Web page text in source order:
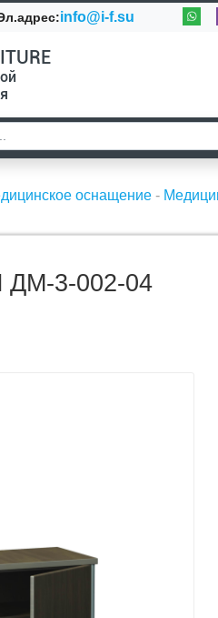
info@i-f.su
оснащение -
3-002-04